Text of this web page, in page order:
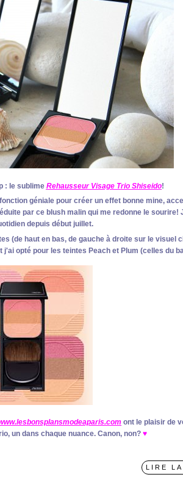
: le sublime Rehausseur Visage Trio Shiseido!
géniale pour créer un effet bonne mine,
par ce blush malin qui me redonne le sourire!
depuis début juillet.
(de haut en bas, de gauche à droite sur le visuel
opté pour les teintes Peach et Plum (celles du
ont le plaisir de
un dans chaque nuance. Canon, non? ♥
LIRE